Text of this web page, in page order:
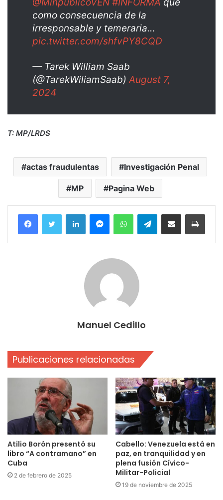
@MinpublicoVEN #INFORMA que
como consecuencia de la
irresponsable y temeraria…
pic.twitter.com/shfvPY8CQD
— Tarek William Saab
(@TarekWiliamSaab)August 7,
2024
T: MP/LRDS
actas fraudulentas Investigación Penal
MP Pagina Web
FacebookTwitter LinkedInMessengerWhatsAppTelegramCompartir por correo electrónico
Manuel Cedillo
Publicaciones relacionadas
Atilio Borón presentó su
libro “A contramano” en
Cuba
2 de febrero de 2025
Cabello: Venezuela está en
paz, en tranquilidad y en
plena fusión Cívico-
Militar-Policial
19 de noviembre de 2025